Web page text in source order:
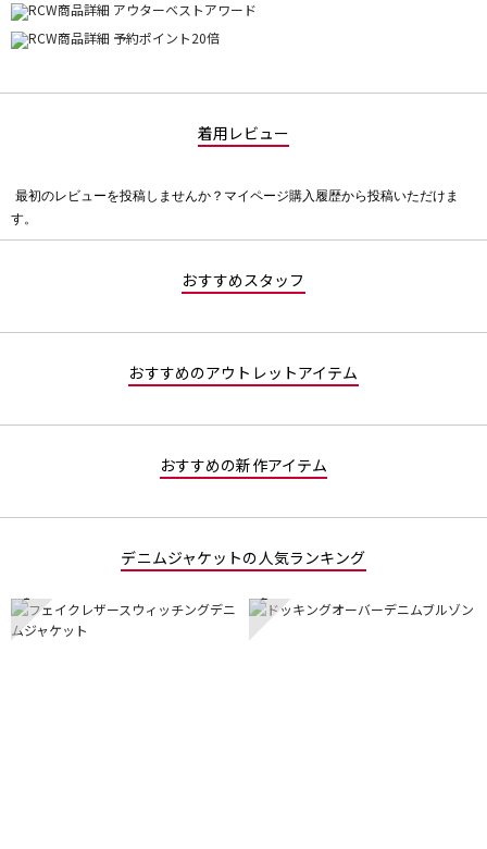
着用レビュー
価
最初のレビューを投稿しませんか？マイページ購入履歴から投稿いただけま
す。
おすすめスタッフ
おすすめのアウトレットアイテム
おすすめの新作アイテム
デニムジャケットの人気ランキング
1 2